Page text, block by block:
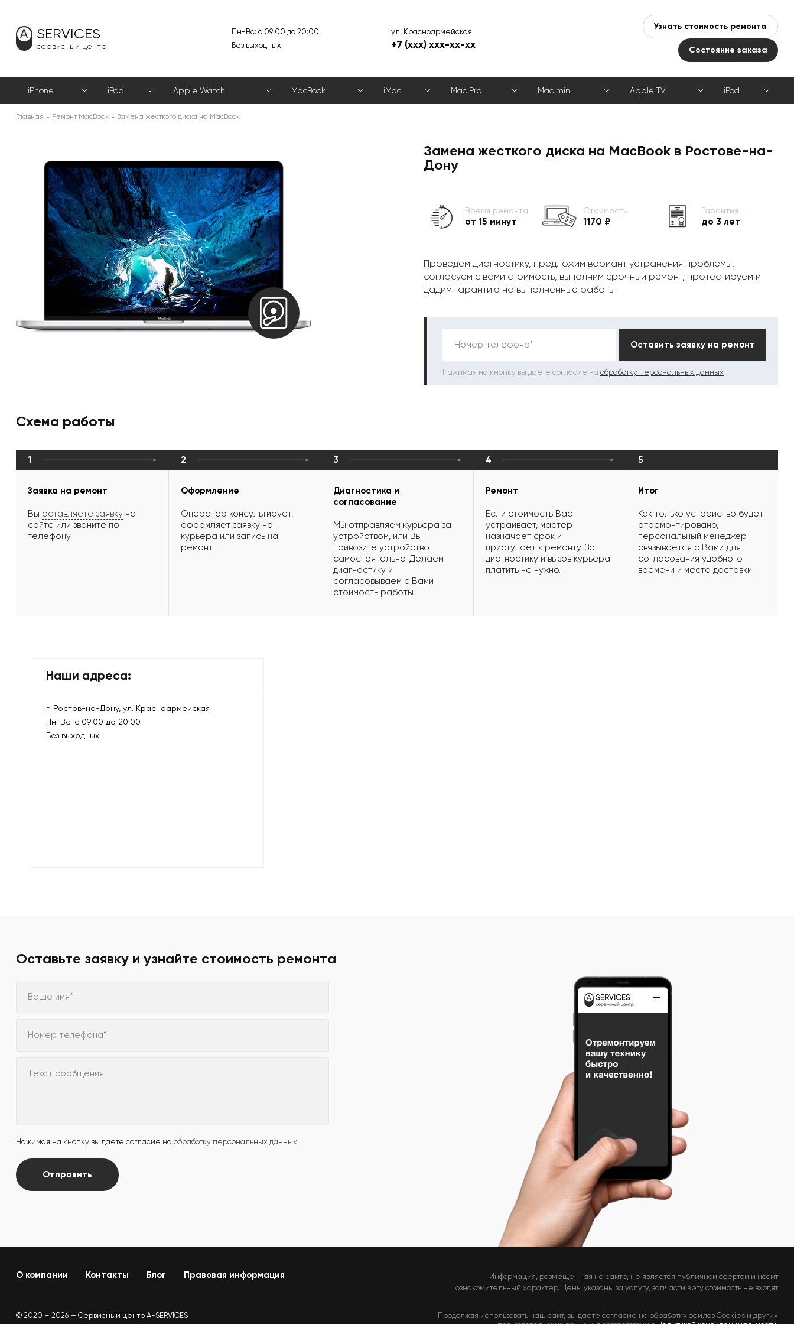
SERVICES
сервисный центр
Пн-Вс: с 09:00 до 20:00
Без выходных
ул. Красноармейская
+7 (xxx) xxx-xx-xx
Узнать стоимость ремонта
Состояние заказа
iPhone iPad Apple Watch MacBook iMac Mac Pro Mac mini Apple TV iPod
Главная Ремонт MacBook Замена жесткого диска на MacBook
Замена жесткого диска на MacBook в Ростове-на-
Дону
Время ремонта
от 15 минут
Стоимость
1170 ₽
Гарантия
до 3 лет
Проведем диагностику, предложим вариант устранения проблемы,
согласуем с вами стоимость, выполним срочный ремонт, протестируем и
дадим гарантию на выполненные работы.
Номер телефона* Оставить заявку на ремонт
Нажимая на кнопку вы даете согласие на обработку персональных данных
Схема работы
1
Заявка на ремонт
Вы оставляете заявку на
сайте или звоните по
телефону.
2
Оформление
Оператор консультирует,
оформляет заявку на
курьера или запись на
ремонт.
3
Диагностика и
согласование
Мы отправляем курьера за
устройством, или Вы
привозите устройство
самостоятельно. Делаем
диагностику и
согласовываем с Вами
стоимость работы.
4
Ремонт
Если стоимость Вас
устраивает, мастер
назначает срок и
приступает к ремонту. За
диагностику и вызов курьера
платить не нужно.
5
Итог
Как только устройство будет
отремонтировано,
персональный менеджер
связывается с Вами для
согласования удобного
времени и места доставки.
Наши адреса:
г. Ростов-на-Дону, ул. Красноармейская
Пн-Вс: с 09:00 до 20:00
Без выходных
Оставьте заявку и узнайте стоимость ремонта
Ваше имя*
Номер телефона*
Текст сообщения
Нажимая на кнопку вы даете согласие на обработку персональных данных
Отправить
О компании Контакты Блог Правовая информация
Информация, размещенная на сайте, не является публичной офертой и носит
ознакомительный характер. Цены указаны за услугу, запчасти в эту стоимость не входят
© 2020 – 2026 — Сервисный центр A-SERVICES
Продолжая использовать наш сайт, вы даете согласие на обработку файлов Cookies и других